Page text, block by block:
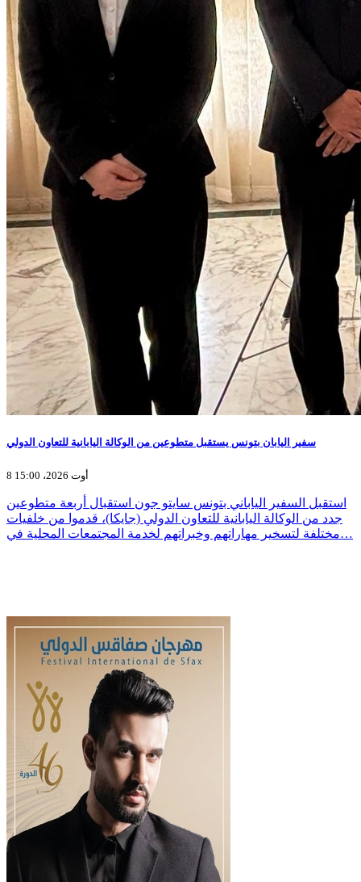
سفير اليابان بتونس يستقبل متطوعين من الوكالة اليابانية للتعاون الدولي
8 أوت 2026، 15:00
استقبل السفير الياباني بتونس سايتو جون استقبال أربعة متطوعين
جدد من الوكالة اليابانية للتعاون الدولي (جايكا)، قدموا من خلفيات
مختلفة لتسخير مهاراتهم وخبراتهم لخدمة المجتمعات المحلية في…